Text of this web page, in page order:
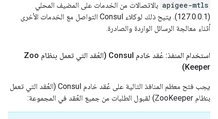
apigee-mtls بالاتصالات من الخدمات على المضيف المحلي
(127.0.0.1). يتيح ذلك لوكلاء Consul التواصل مع الخدمات الأخرى
أثناء معالجة الرسائل الواردة والصادرة.
استخدام المنفذ: عُقد خادم Consul (العُقد التي تعمل بنظام Zoo
Keeper)
يجب فتح معظم المنافذ التالية على عُقد خادم Consul (العُقد التي تعمل
بنظام ZooKeeper) لقبول الطلبات من جميع العُقد في المجموعة: